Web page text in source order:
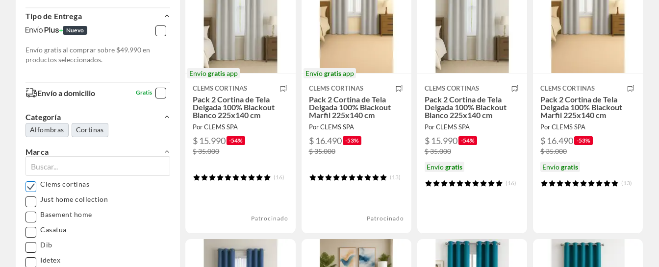
Tipo de Entrega
Nuevo
Envío gratis al comprar sobre $49.990 en
productos seleccionados.
Envío a domicilio Gratis
Categoría
Alfombras Cortinas
Marca
Clems cortinas
Just home collection
Basement home
Casatua
Dib
Idetex
Envíogratisapp
CLEMS CORTINAS
Pack 2 Cortina de Tela
Delgada 100% Blackout
Blanco 225x140 cm
Por CLEMS SPA
$ 15.990 -54%
$ 35.000
(16)
Patrocinado
Envíogratisapp
CLEMS CORTINAS
Pack 2 Cortina de Tela
Delgada 100% Blackout
Marfil 225x140 cm
Por CLEMS SPA
$ 16.490 -53%
$ 35.000
(13)
Patrocinado
CLEMS CORTINAS
Pack 2 Cortina de Tela
Delgada 100% Blackout
Blanco 225x140 cm
Por CLEMS SPA
$ 15.990 -54%
$ 35.000
Envíogratis
(16)
CLEMS CORTINAS
Pack 2 Cortina de Tela
Delgada 100% Blackout
Marfil 225x140 cm
Por CLEMS SPA
$ 16.490 -53%
$ 35.000
Envíogratis
(13)